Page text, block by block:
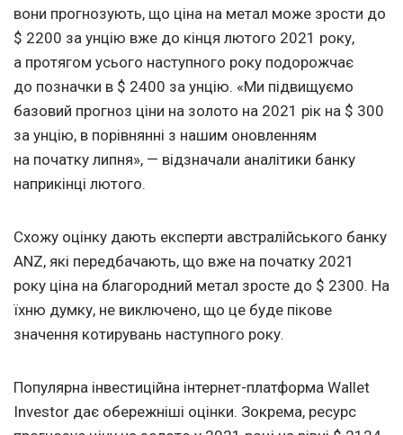
вони прогнозують, що ціна на метал може зрости до
$ 2200 за унцію вже до кінця лютого 2021 року,
а протягом усього наступного року подорожчає
до позначки в $ 2400 за унцію. «Ми підвищуємо
базовий прогноз ціни на золото на 2021 рік на $ 300
за унцію, в порівнянні з нашим оновленням
на початку липня», — відзначали аналітики банку
наприкінці лютого.
Схожу оцінку дають експерти австралійського банку
ANZ, які передбачають, що вже на початку 2021
року ціна на благородний метал зросте до $ 2300. На
їхню думку, не виключено, що це буде пікове
значення котирувань наступного року.
Популярна інвестиційна інтернет-платформа Wallet
Investor дає обережніші оцінки. Зокрема, ресурс